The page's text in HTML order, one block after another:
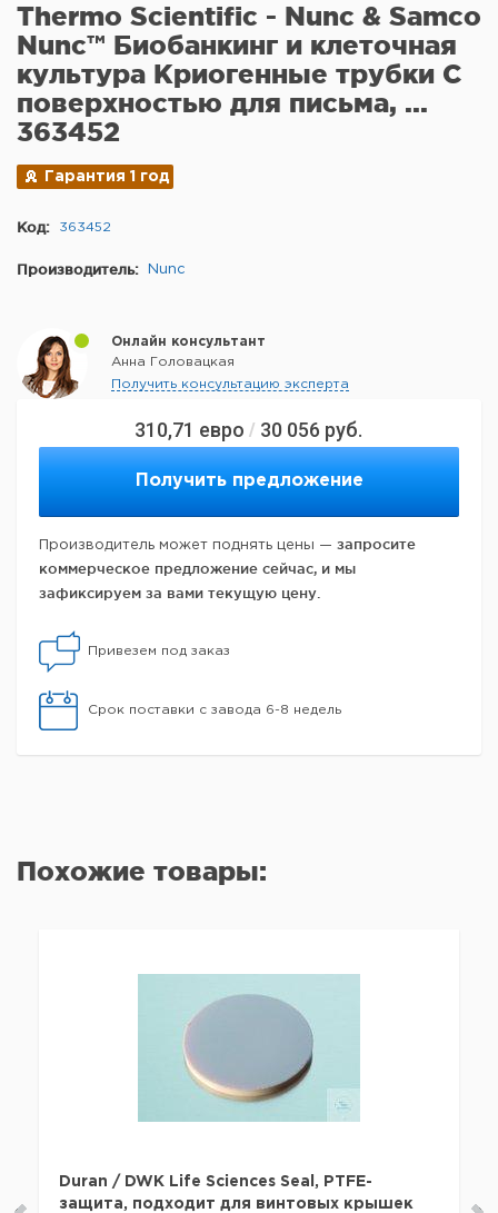
310,71 евро / 30 056 руб.
Получить предложение
Производитель может поднять цены — запросите
коммерческое предложение сейчас, и мы
зафиксируем за вами текущую цену.
Привезем под заказ
Срок поставки с завода 6-8 недель
Thermo Scientific - Nunc & Samco
Nunc™ Биобанкинг и клеточная
культура Криогенные трубки С
поверхностью для письма, ...
363452
Гарантия 1 год
Код: 363452
Производитель: Nunc
Онлайн консультант
Анна Головацкая
Получить консультацию эксперта
Похожие товары:
Duran / DWK Life Sciences Seal, PTFE-
защита, подходит для винтовых крышек